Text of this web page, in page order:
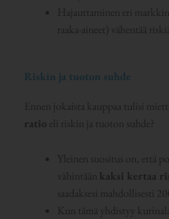
Hajauttaminen eri
raaka-aineet) vähentää
Riskin ja tuoton suhde
Ennen jokaista kauppaa tulisi
ratio eli riskin ja tuoton suhde?
Yleinen suositus on, että
vähintään kaksi kertaa
saadaksesi mahdollisesti
Kun tämä yhdistyy